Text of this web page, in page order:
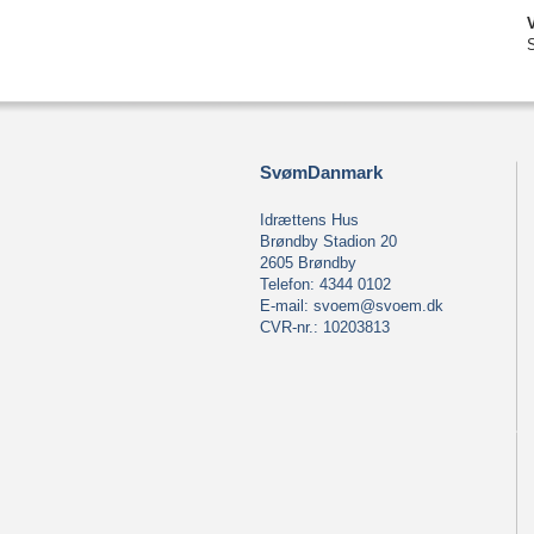
SvømDanmark
Idrættens Hus
Brøndby Stadion 20
2605 Brøndby
Telefon: 4344 0102
E-mail: svoem@svoem.dk
CVR-nr.: 10203813